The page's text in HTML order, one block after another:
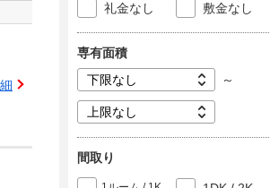
礼金なし
敷金なし
専有面積
～
間取り